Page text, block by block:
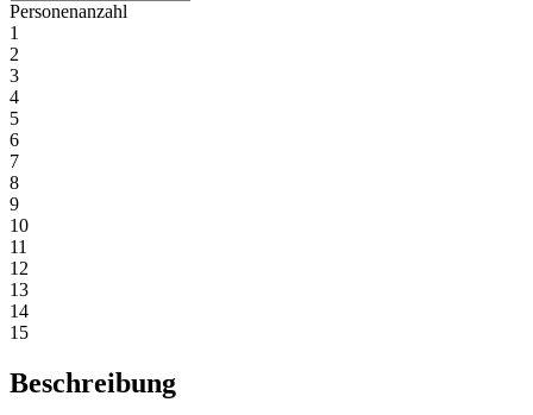
Personenanzahl
1
2
3
4
5
6
7
8
9
10
11
12
13
14
15
Beschreibung